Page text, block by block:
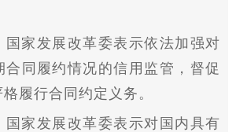
国家 发展改革委表示依法加强对
合同履约情况的信用监管，督促
履行合同约定义务。
国家 发展改革委表示对国内具有